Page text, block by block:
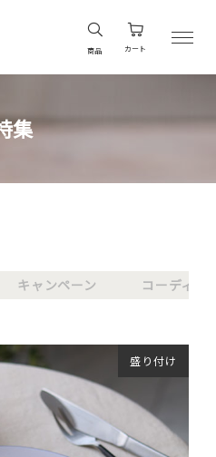
商品 カート
集
キャンペーン コーディネ
盛り付け